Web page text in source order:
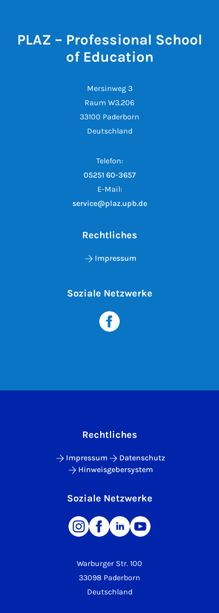
PLAZ – Professional School
of Education
Mersinweg 3
Raum W3.206
33100 Paderborn
Deutschland
Telefon:
05251 60-3657
E-Mail:
service@plaz.upb.de
Rechtliches
Impressum
Soziale Netzwerke
Warburger Str. 100
33098 Paderborn
Deutschland
Rechtliches
Impressum
Datenschutz
Hinweisgebersystem
Soziale Netzwerke